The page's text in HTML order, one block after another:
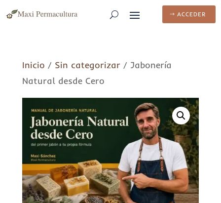
ACCEDER
Inicio / Sin categorizar/ Jabonería
Natural desde Cero